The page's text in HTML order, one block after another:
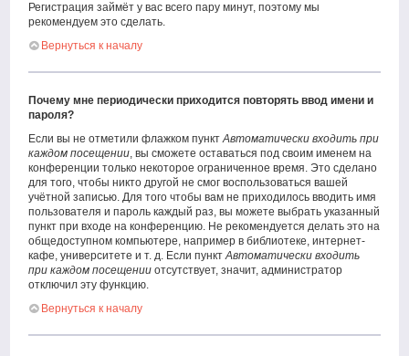
Регистрация займёт у вас всего пару минут, поэтому мы
рекомендуем это сделать.
Вернуться к началу
Почему мне периодически приходится повторять ввод имени и
пароля?
Если вы не отметили флажком пунктАвтоматически входить при
каждом посещении, вы сможете оставаться под своим именем на
конференции только некоторое ограниченное время. Это сделано
для того, чтобы никто другой не смог воспользоваться вашей
учётной записью. Для того чтобы вам не приходилось вводить имя
пользователя и пароль каждый раз, вы можете выбрать указанный
пункт при входе на конференцию. Не рекомендуется делать это на
общедоступном компьютере, например в библиотеке, интернет-
кафе, университете и т. д. Если пунктАвтоматически входить
при каждом посещении отсутствует, значит, администратор
отключил эту функцию.
Вернуться к началу